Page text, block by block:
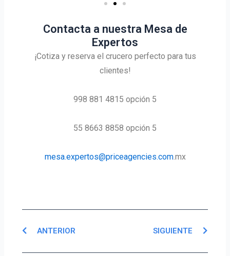
Contacta a nuestra Mesa de
Expertos
¡Cotiza y reserva el crucero perfecto para tus
clientes!
998 881 4815 opción 5
55 8663 8858 opción 5
mesa.expertos@priceagencies.com.mx
ANTERIOR SIGUIENTE